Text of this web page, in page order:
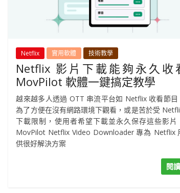
Netflix 實用軟體 技術教學
Netflix 影片下載能夠永久收
MovPilot 軟體一鍵搞定教學
越來越多人透過 OTT 串流平台如 Netflix 收看節目
為了方便在沒有網路環境下觀看，或是苦於受
下載限制，使用者希望下載並永久保存這些影片
MovPilot Netflix Video Downloader 專為 Netflix
供很好解決方案
閱